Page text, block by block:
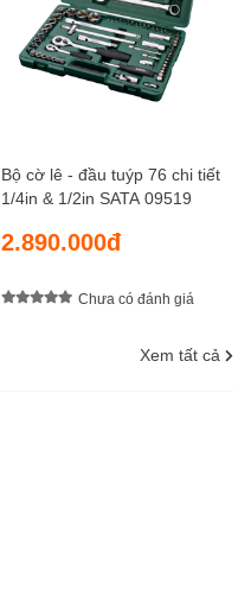
Bộ cờ lê - đầu tuýp 76 chi tiết
1/4in & 1/2in SATA 09519
2.890.000đ
Chưa có đánh giá
Xem tất cả